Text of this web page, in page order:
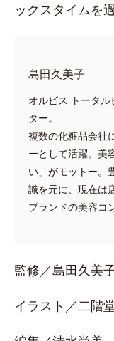
ックスタイムを
島田久美子
オルビス トータ
ター。
複数の化粧品会社
ーとして活躍。美
い」がモットー。
識を元に、現在は
ブランドの美容コ
監修／島田久美
イラスト／二階